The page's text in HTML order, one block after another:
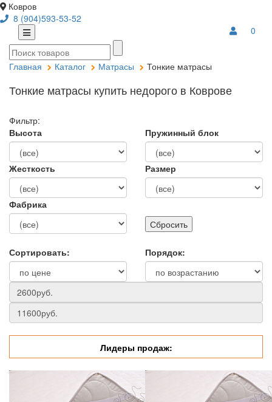
Ковров
8 (904)593-53-52
0
Главная Каталог Матрасы Тонкие матрасы
Тонкие матрасы купить недорого в Коврове
Фильтр:
Высота
Пружинный блок
Жесткость Размер
Фабрика
Сортировать: Порядок:
Лидеры продаж: